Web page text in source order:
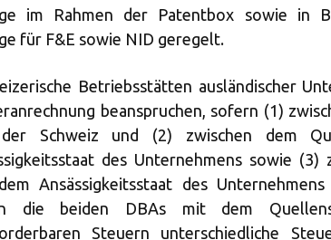
im Rahmen der Patentbox sowie in
für F&E sowie NID geregelt.
Betriebsstätten ausländischer
beanspruchen, sofern (1)
Schweiz und (2) zwischen dem
des Unternehmens sowie (3)
Ansässigkeitsstaat des
die beiden DBAs mit dem
Steuern unterschiedliche